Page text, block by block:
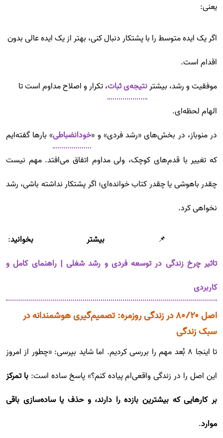
یعنی:
اگر یک ایده متوسط را با پشتکار دنبال کنی، بهتر از یک ایده عالی بدون
اقدام است.
موفقیت و رشد، بیشترنتیجه‌ی ثبات، تکرار و اصلاح مداوم است تا
الهام لحظه‌ای.
در منوباز، در بخش‌های «رشد فردی» و «خودانضباطی» بارها گفته‌ایم
که تغییر با قدم‌های کوچک، ولی مداوم اتفاق می‌افتد. مهم نیست
چقدر باهوشی یا چقدر کتاب خوانده‌ای؛ اگر پشتکار نداشته باشی، رشد
نخواهی کرد.
📌 بیشتر بخوانید:
تاثیر چرخ زندگی در توسعه فردی و رشد شغلی | راهنمای کامل و
کاربردی
اصل ۸۰/۲۰ در زندگی روزمره: تصمیم‌گیری هوشمندانه در
سبک زندگی
تا اینجا ۸ بُعد مهم را بررسی کردیم. اما شاید بپرسی: «چطور از امروز
این اصل را در زندگی واقعی‌ام پیاده کنم؟» پاسخ ساده است:با تمرکز
بر کارهایی که بیشترین بازده را دارند، و حذف یا ساده‌سازی باقی
موارد.